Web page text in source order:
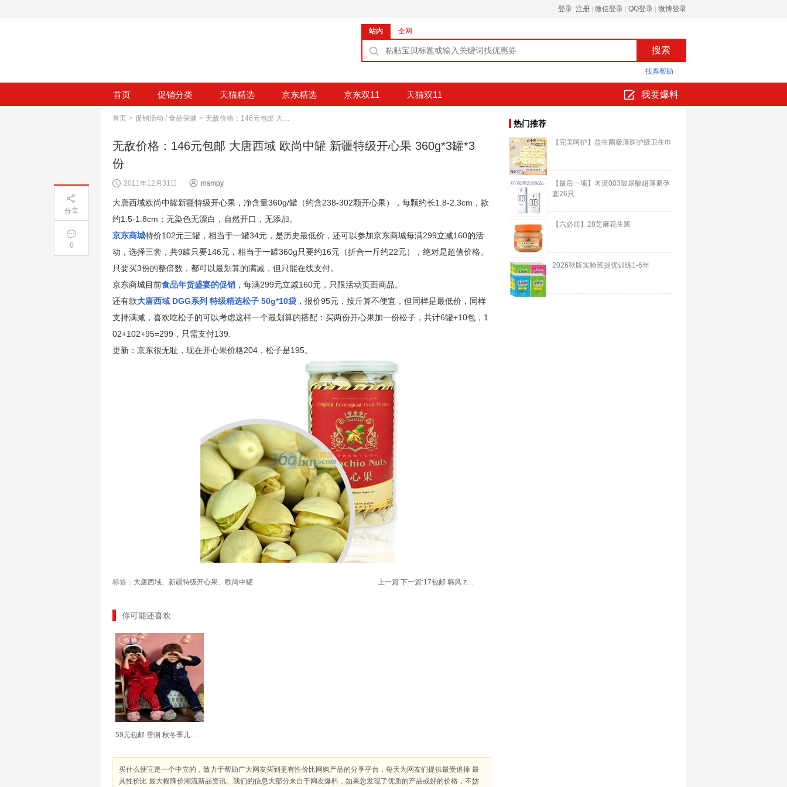
登录 注册 微信登录 QQ登录 微博登录
站内 全网
找券帮助
首页 促销分类 天猫精选 京东精选 京东双11 天猫双11 我要爆料
首页 > 促销活动 / 食品保健 > 无敌价格：146元包邮 大唐西域 欧尚中罐 新疆特级开心果 360g*3罐*3份
无敌价格：146元包邮 大唐西域 欧尚中罐 新疆特级开心果 360g*3罐*3
份
2011年12月31日 msmpy
大唐西域欧尚中罐新疆特级开心果，净含量360g/罐（约含238-302颗开心果），每颗约长1.8-2.3cm，款
约1.5-1.8cm；无染色无漂白，自然开口，无添加。
京东商城特价102元三罐，相当于一罐34元，是历史最低价，还可以参加京东商城每满299立减160的活
动，选择三套，共9罐只要146元，相当于一罐360g只要约16元（折合一斤约22元），绝对是超值价格。
只要买3份的整倍数，都可以最划算的满减，但只能在线支付。
京东商城目前食品年货盛宴的促销 ，每满299元立减160元，只限活动页面商品。
还有款大唐西域 DGG系列 特级精选松子 50g*10袋 ，报价95元，按斤算不便宜，但同样是最低价，同样
支持满减，喜欢吃松子的可以考虑这样一个最划算的搭配：买两份开心果加一份松子，共计6罐+10包，1
02+102+95=299，只需支付139.
更新：京东很无耻，现在开心果价格204，松子是195。
标签： 大唐西域、 新疆特级开心果、 欧尚中罐 上一篇 下一篇: 17包邮 韩风 zeroback P2829 #691 复古个性牛仔裤-P2829
你可能还喜欢
59元包邮 雪俐 秋冬季儿童珊瑚绒睡衣家居服
买什么便宜是一个中立的，致力于帮助广大网友买到更有性价比网购产品的分享平台，每天为网友们提供最受追捧 最
具性价比 最大幅降价潮流新品资讯。我们的信息大部分来自于网友爆料，如果您发现了优质的产品或好的价格，不妨
热门推荐
【完美呵护】益生菌极薄医护级卫生巾
【最后一项】名流003玻尿酸超薄避孕
套26只
【六必居】28芝麻花生酱
2026秋版实验班提优训练1-6年
分享
0